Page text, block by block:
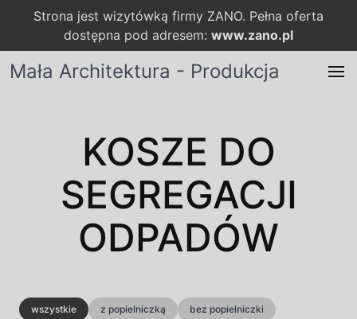
Strona jest wizytówką firmy ZANO. Pełna oferta
dostępna pod adresem: www.zano.pl
Mała Architektura - Produkcja
KOSZE DO
SEGREGACJI
ODPADÓW
wszystkie z popielniczką
bez popielniczki